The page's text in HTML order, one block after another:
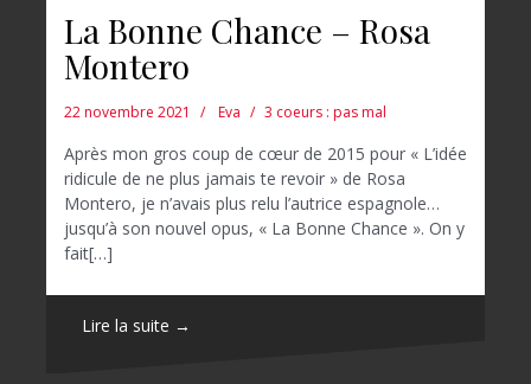
La Bonne Chance – Rosa
Montero
22 novembre 2021 Eva 3 coeurs : pas mal
Après mon gros coup de cœur de 2015 pour « L’idée
ridicule de ne plus jamais te revoir » de Rosa
Montero, je n’avais plus relu l’autrice espagnole…
jusqu’à son nouvel opus, « La Bonne Chance ». On y
fait[…]
Lire la suite →